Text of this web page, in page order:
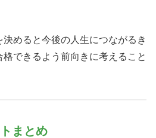
めると今後の人生につながるき
できるよう前向きに考えること
まとめ